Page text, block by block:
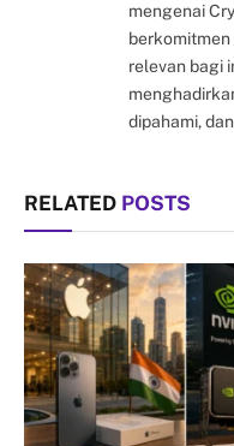
mengenai
relevan bagi
dipahami,
RELATED POSTS